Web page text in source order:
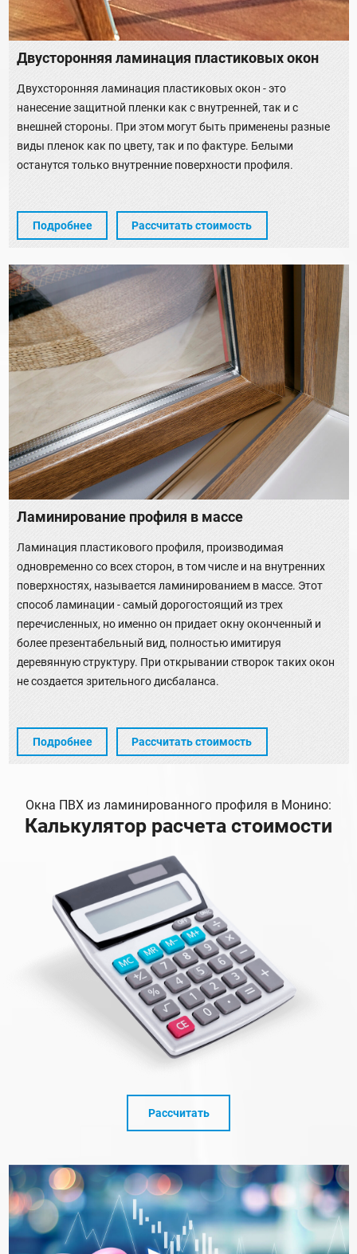
Двусторонняя ламинация пластиковых окон
Двухсторонняя ламинация пластиковых окон - это
нанесение защитной пленки как с внутренней, так и с
внешней стороны. При этом могут быть применены разные
виды пленок как по цвету, так и по фактуре. Белыми
останутся только внутренние поверхности профиля.
Подробнее Рассчитать стоимость
Ламинирование профиля в массе
Ламинация пластикового профиля, производимая
одновременно со всех сторон, в том числе и на внутренних
поверхностях, называется ламинированием в массе. Этот
способ ламинации - самый дорогостоящий из трех
перечисленных, но именно он придает окну оконченный и
более презентабельный вид, полностью имитируя
деревянную структуру. При открывании створок таких окон
не создается зрительного дисбаланса.
Подробнее Рассчитать стоимость
Окна ПВХ из ламинированного профиля в Монино:
Калькулятор расчета стоимости
Рассчитать